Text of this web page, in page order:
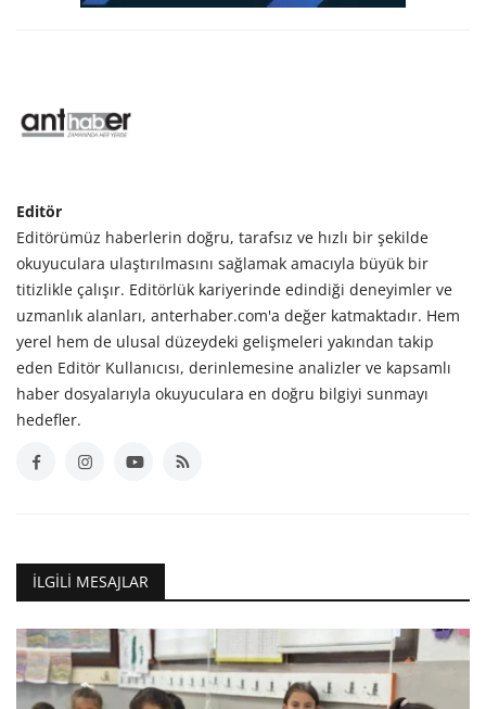
Editör
Editörümüz haberlerin doğru, tarafsız ve hızlı bir şekilde
okuyuculara ulaştırılmasını sağlamak amacıyla büyük bir
titizlikle çalışır. Editörlük kariyerinde edindiği deneyimler ve
uzmanlık alanları, anterhaber.com'a değer katmaktadır. Hem
yerel hem de ulusal düzeydeki gelişmeleri yakından takip
eden Editör Kullanıcısı, derinlemesine analizler ve kapsamlı
haber dosyalarıyla okuyuculara en doğru bilgiyi sunmayı
hedefler.
İLGILI MESAJLAR